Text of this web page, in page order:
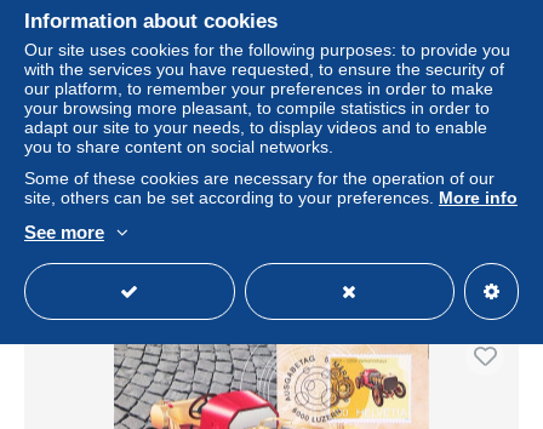
► Avion Aircraft Lockheed ORION 9C 1959-2009 Carte
Maximum Suisse
± $1.27
Status Professional
Information about cookies
Our site uses cookies for the following purposes: to provide you
with the services you have requested, to ensure the security of
our platform, to remember your preferences in order to make
your browsing more pleasant, to compile statistics in order to
adapt our site to your needs, to display videos and to enable
you to share content on social networks.
Some of these cookies are necessary for the operation of our
site, others can be set according to your preferences. More info
See more